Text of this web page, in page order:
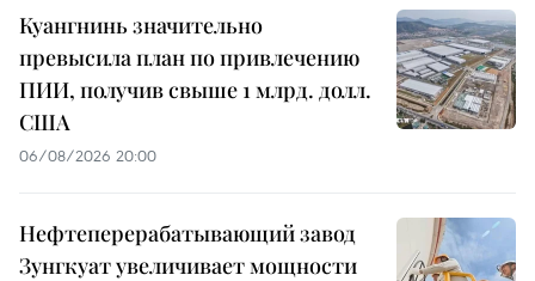
Куангнинь значительно
превысила план по привлечению
ПИИ, получив свыше 1 млрд. долл.
США
06/08/2026 20:00
Нефтеперерабатывающий завод
Зунгкуат увеличивает мощности